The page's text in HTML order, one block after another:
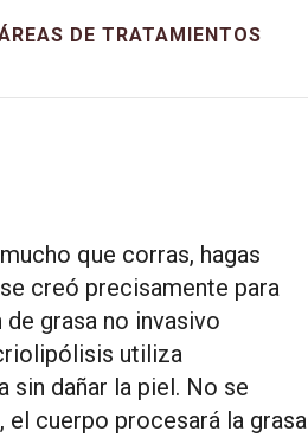
DE TRATAMIENTOS
que corras, hagas
creó precisamente para
grasa no invasivo
utiliza
sin dañar la piel. No se
el cuerpo procesará la grasa